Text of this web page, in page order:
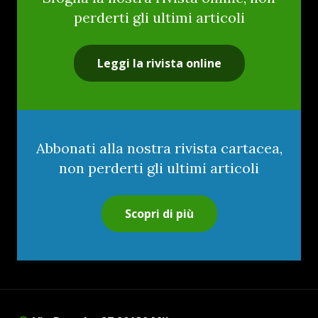
perderti gli ultimi articoli
Leggi la rivista online
Abbonati alla nostra rivista cartacea,
non perderti gli ultimi articoli
Scopri di più